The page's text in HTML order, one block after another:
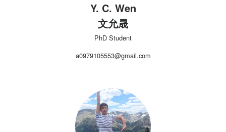
Y. C. Wen
文允晟
PhD Student
a0979105553@gmail.com